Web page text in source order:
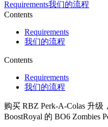
Requirements我们的流程
Contents
Requirements
我们的流程
Contents
Requirements
我们的流程
购买 RBZ Perk-A-Colas 升级，
BoostRoyal 的 BO6 Zombies